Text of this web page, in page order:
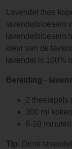
Lavendel thee
lavendelbloesem
lavendelbloesem
kleur van de
lavendel is 100%
Bereiding -
2 theelepels
300 ml
8-10
Tip: Drink